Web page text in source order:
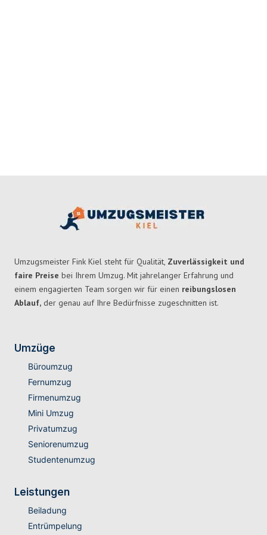
Umzugsmeister Fink Kiel steht für Qualität, Zuverlässigkeit und
faire Preise bei Ihrem Umzug. Mit jahrelanger Erfahrung und
einem engagierten Team sorgen wir für einen reibungslosen
Ablauf, der genau auf Ihre Bedürfnisse zugeschnitten ist.
Umzüge
Büroumzug
Fernumzug
Firmenumzug
Mini Umzug
Privatumzug
Seniorenumzug
Studentenumzug
Leistungen
Beiladung
Entrümpelung